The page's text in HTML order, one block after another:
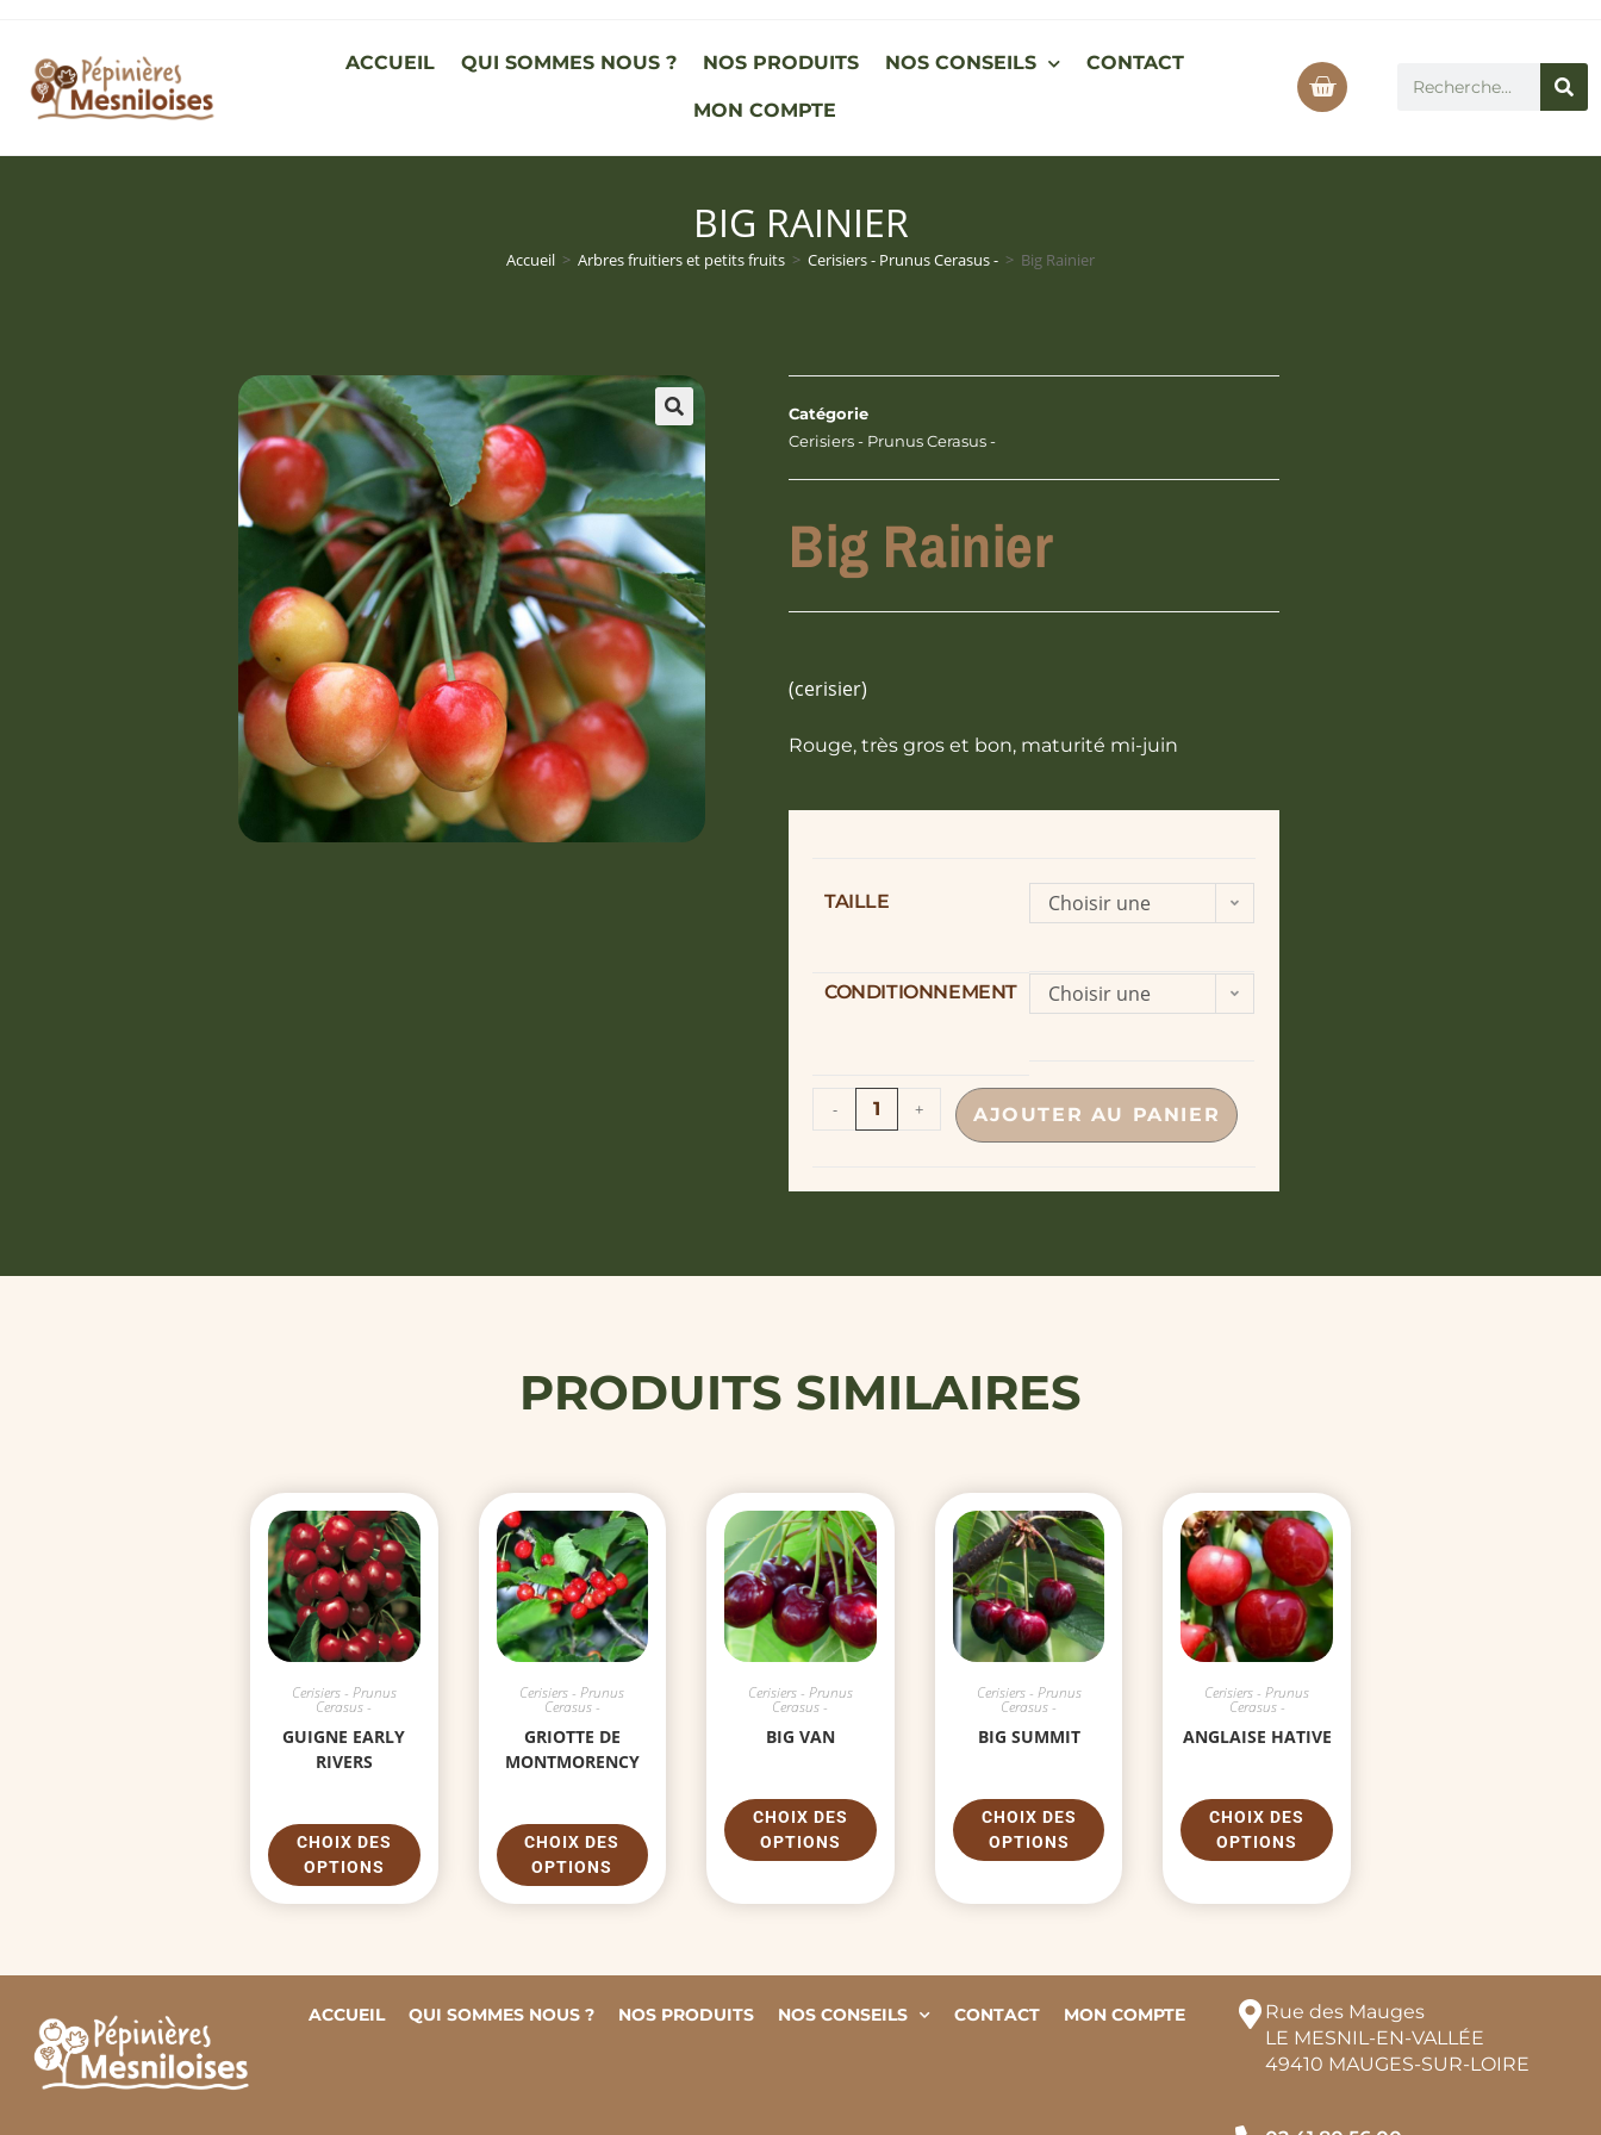
ACCUEIL QUI SOMMES NOUS ? NOS PRODUITS NOS CONSEILS CONTACT
MON COMPTE
BIG RAINIER
Accueil > Arbres fruitiers et petits fruits > Cerisiers - Prunus Cerasus - > Big Rainier
Catégorie
Cerisiers - Prunus Cerasus -
Big Rainier
(cerisier)
Rouge, très gros et bon, maturité mi-juin
TAILLE
Choisir une
CONDITIONNEMENT
Choisir une
- + AJOUTER AU PANIER
PRODUITS SIMILAIRES
Cerisiers - Prunus
Cerasus -
GUIGNE EARLY
RIVERS
CHOIX DES
OPTIONS
Cerisiers - Prunus
Cerasus -
GRIOTTE DE
MONTMORENCY
CHOIX DES
OPTIONS
Cerisiers - Prunus
Cerasus -
BIG VAN
CHOIX DES
OPTIONS
Cerisiers - Prunus
Cerasus -
BIG SUMMIT
CHOIX DES
OPTIONS
Cerisiers - Prunus
Cerasus -
ANGLAISE HATIVE
CHOIX DES
OPTIONS
ACCUEIL QUI SOMMES NOUS ? NOS PRODUITS NOS CONSEILS CONTACT MON COMPTE
Rue des Mauges
LE MESNIL-EN-VALLÉE
49410 MAUGES-SUR-LOIRE